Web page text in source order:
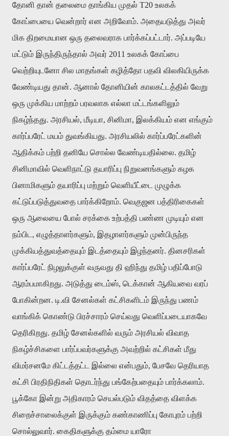
தோனி தான் தலைமை தாங்கிய முதல் T20 உலகக்
கோப்பையை வென்றார் என அறிவோம். அதையடுத்து அவர்
மிக திறமையான ஒரு தலைவராக பார்க்கப்பட்டார். அப்படியே
மட்டும் இருந்திருந்தால் அவர் 2011 உலகக் கோப்பை
வெற்றியுடனோ சில மாதங்கள் கழித்தோ பதவி விலகியிருக்க
வேண்டியது தான். ஆனால் தோனியின் காலகட்டத்தில் வேறு
ஒரு முக்கிய மாற்றம் பரவலாக எல்லா மட்டங்களிலும்
நிகழ்ந்தது. அரசியல், மீடியா, சினிமா, இலக்கியம் என எங்கும்
கார்ப்பரேட் மயம் துவங்கியது. அரசியலில் கார்ப்பரேட்களின்
ஆதிக்கம் பற்றி தனியே சொல்ல வேண்டியதில்லை. தமிழ்
சினிமாவில் வெளிநாட்டு தயாரிப்பு நிறுவனங்களும் கழக
பினாமிகளும் தயாரிப்பு மற்றும் வெளியீட்டை முழுக்க
கட்டுப்படுத்துவதை பார்க்கிறோம். வெகுஜன பத்திரிகைகள்
ஒரு ஆலையை போல் சரக்கை உற்பத்தி பண்ண முடியும் என
நம்பிட, எழுத்தாளர்களும், இதழாளர்களும் முன்பிருந்த
முக்கியத்துவத்தையும் இடத்தையும் இழந்தனர். தினசரிகள்
கார்ப்பரேட் நிழலுக்குள் வருவது தி ஹிந்து தமிழ் பதிப்போடு
ஆரம்பமாகிறது. அடுத்து டைம்ஸ், டெக்கான் ஆகியவை வரப்
போகின்றன. டி.வி சேனல்கள் கட்சிகளிடம் இருந்து பணம்
வாங்கிக் கொண்டு பிரச்சாரம் செய்வது வெளிப்படையாகவே
தெரிகிறது. தமிழ் சேனல்களில் வரும் அரசியல் விவாத
நிகழ்ச்சிகளை பார்ப்பவர்களுக்கு அவற்றில் கட்சிகள் மீது
விமர்சனமே கிட்டத்தட்ட இல்லை என்பதும், பேசவே தெரியாத
கட்சி பிரதிநிதிகள் தொடர்ந்து பங்கேற்பதையும் பார்க்கலாம்.
பூக்கோ இன்று அதிகாரம் செயல்படும் விதத்தை விளக்க
சிறைச்சாலைக்குள் இருக்கும் கண்காணிப்பு கோபுரம் பற்றி
சொல்லுவார். கைதிகளுக்கு தம்மை யாரோ